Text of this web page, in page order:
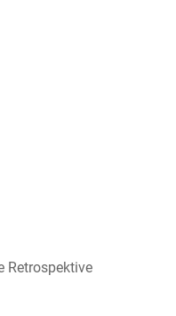
Retrospektive